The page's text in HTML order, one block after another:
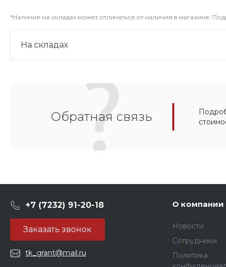
*Наличие на складах может отличаться от наличия в магазине.
На складах
Обратная связь
+7 (7232) 91-20-18
Заказать звонок
tk_grant@mail.ru
О компании
Новости
Сотрудники
Политика